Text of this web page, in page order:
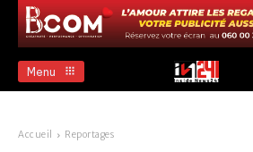
Menu
Accueil Reportages